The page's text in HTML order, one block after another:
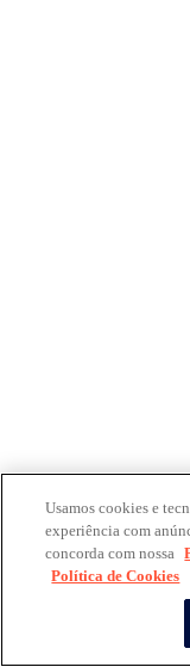
Usamos cookies e
experiência com
concorda com nossa
Política de Cookies